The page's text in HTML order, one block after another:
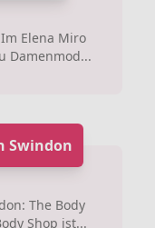
Elena Miro
Damenmod...
Swindon
The Body
Shop ist...